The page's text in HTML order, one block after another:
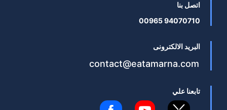
اتصل بنا
94070710 00965
البريد الالكترونى
contact@eatamarna.com
تابعنا علي